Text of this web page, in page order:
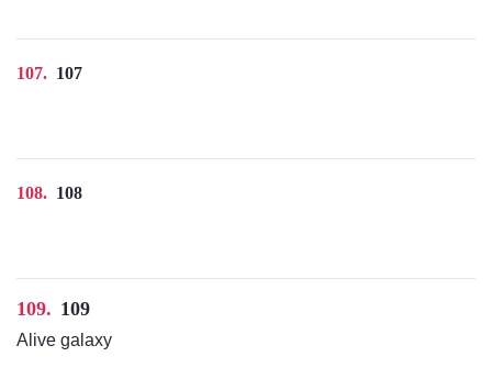
107 107
108 108
109 109
Alive galaxy